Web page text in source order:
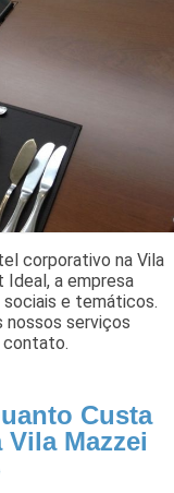
corporativo na Vila
a empresa
e temáticos.
nossos serviços
contato.
Custa
Mazzei